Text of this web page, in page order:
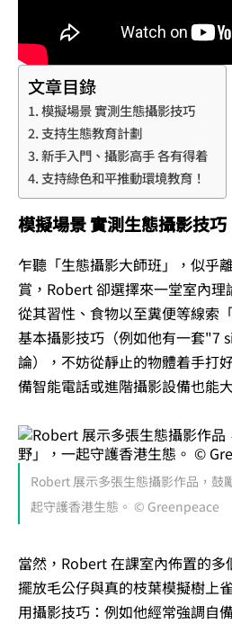
文章目錄
模擬場景 實測生態攝影技巧
支持生態教育計劃
新手入門、攝影高手 各有得着
支持綠色和平推動環境教育！
模擬場景 實測生態攝影技巧
乍聽「生態攝影大師班」，似乎
賞，Robert 卻選擇來一堂室內
從其習性、食物以至糞便等線索
基本攝影技巧（例如他有一套"7
論），不妨從靜止的物體着手打
備智能電話或進階攝影設備也能
Robert 展示多張生態攝影作品，鼓
起守護香港生態。 © Greenpeace
當然，Robert 在課室內佈置的
擺放毛公仔與真的枝葉模擬樹上
用攝影技巧：例如他經常強調自